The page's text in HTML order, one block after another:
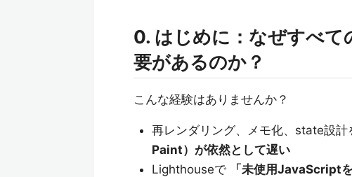
0. はじめに：なぜすべ
要があるのか？
こんな経験はありませんか？
再レンダリング、メモ化、state設計
Paint）が依然として遅い
Lighthouseで
「未使用JavaScriptを